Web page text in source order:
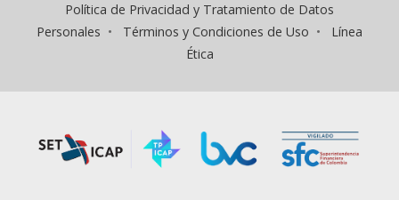
Política de Privacidad y Tratamiento de Datos
Personales • Términos y Condiciones de Uso • Línea
Ética